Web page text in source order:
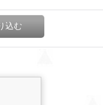
込む